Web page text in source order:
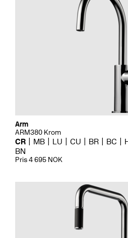
Arm
ARM380 Krom
CR MB LU CU BR BC
BN
Pris 4 695 NOK